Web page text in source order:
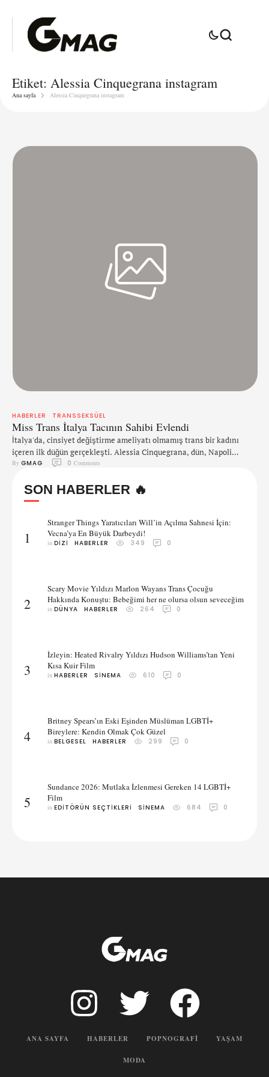
Etiket: Alessia Cinquegrana instagram
Ana sayfa Alessia Cinquegrana instagram
HABERLER TRANSSEKSÜEL
Miss Trans İtalya Tacının Sahibi Evlendi
İtalya'da, cinsiyet değiştirme ameliyatı olmamış trans bir kadını
içeren ilk düğün gerçekleşti. Alessia Cinquegrana, dün, Napoli
yakınlarındaki ülkenin güneyinde, bir belediye binasında, 11 yıldır
İtalya yarışmasının birincisi Cinquegrana düğünde aşırı mutluydu.
''Gerçekten çok mutluyum ve ileride çocuk da evlat edinmeyi çok
By GMAG 0 Comments
SON HABERLER 🔥
1
Stranger Things Yaratıcıları Will’in Açılma Sahnesi İçin:
Vecna’ya En Büyük Darbeydi!
in DIZI HABERLER 349 0
2
Scary Movie Yıldızı Marlon Wayans Trans Çocuğu
Hakkında Konuştu: Bebeğimi her ne olursa olsun seveceğim
in DÜNYA HABERLER 264 0
3
İzleyin: Heated Rivalry Yıldızı Hudson Williams’tan Yeni
Kısa Kuir Film
in HABERLER SINEMA 610 0
4
Britney Spears’ın Eski Eşinden Müslüman LGBTİ+
Bireylere: Kendin Olmak Çok Güzel
in BELGESEL HABERLER 299 0
5
Sundance 2026: Mutlaka İzlenmesi Gereken 14 LGBTİ+
Film
in EDITÖRÜN SEÇTIKLERI SINEMA 684 0
ANA SAYFA HABERLER POPNOGRAFI YAŞAM
MODA